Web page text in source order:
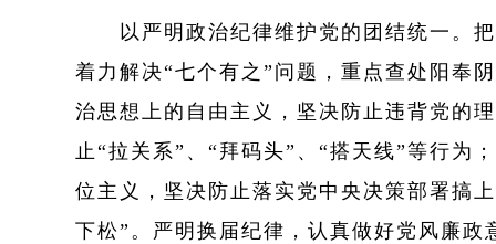
以严明政治纪律维护党的团结统一。把
着力解决“七个有之”问题，重点查处阳奉
治思想上的自由主义，坚决防止违背党的
止“拉关系”、“拜码头”、“搭天线”等行为
位主义，坚决防止落实党中央决策部署搞
下松”。严明换届纪律，认真做好党风廉